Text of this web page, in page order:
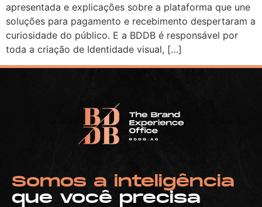
apresentada e explicações sobre a plataforma que une
soluções para pagamento e recebimento despertaram a
curiosidade do público. E a BDDB é responsável por
toda a criação de Identidade visual, […]
Somos a inteligência
que você precisa